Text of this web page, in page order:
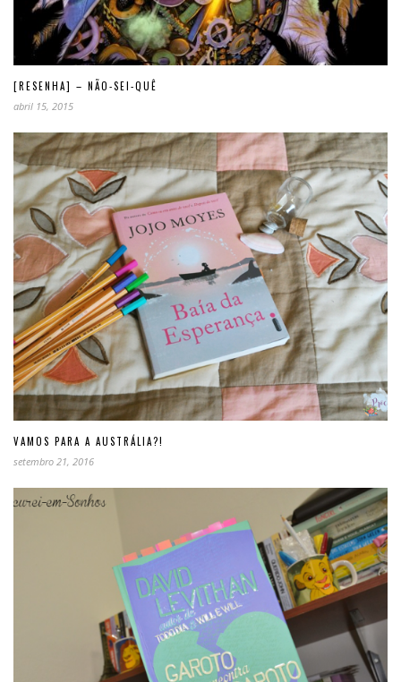
[RESENHA] – NÃO-SEI-QUÊ
abril 15, 2015
VAMOS PARA A AUSTRÁLIA?!
setembro 21, 2016